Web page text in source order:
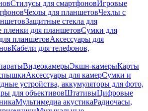
Стилусы для смартфоновИгровые
Чехлы для планшетовЧехлы с
Защитные стекла для
для планшетовСумки для
планшетовАксессуары для
Кабели для телефонов,
ВидеокамерыЭкшн-камерыКарты
Аксессуары для камерСумки и
устройства, аккумуляторы для фото,
для объективовШтативыЦифровые
Мультимедиа акустикаРадиочасы,